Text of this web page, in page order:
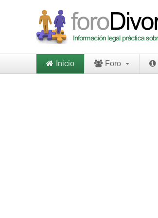
Inicio Foro